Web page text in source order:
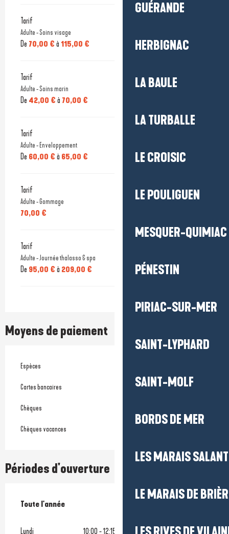
GUÉRANDE
HERBIGNAC
LA BAULE
LA TURBALLE
LE CROISIC
LE POULIGUEN
MESQUER-QUIMIAC
PÉNESTIN
PIRIAC-SUR-MER
SAINT-LYPHARD
SAINT-MOLF
BORDS DE MER
LES MARAIS
LE MARAIS DE
Tarif
Adulte - Soins visage
De 70,00 € à 115,00 €
Tarif
Adulte - Soins marin
De 42,00 € à 70,00 €
Tarif
Adulte - Enveloppement
De 60,00 € à 65,00 €
Tarif
Adulte - Gommage
70,00 €
Tarif
Adulte - Journée thalasso & spa
De 95,00 € à 209,00 €
Moyens de paiement
Espèces
Cartes bancaires
Chèques
Chèques vacances
Périodes d'ouverture
Toute l'année
Toute l'année
Lundi 10:00 - 12:15 17:00 - 18:45